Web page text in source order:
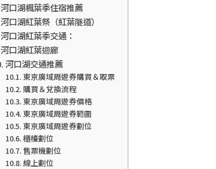
河口湖楓葉季住宿推薦
河口湖紅葉祭（紅葉隧道）
河口湖紅葉季交通：
河口湖紅葉迴廊
河口湖交通推薦
東京廣域周遊券購買＆取票
購買＆兌換流程
東京廣域周遊券價格
東京廣域周遊券範圍
東京廣域周遊券劃位
櫃檯劃位
售票機劃位
線上劃位